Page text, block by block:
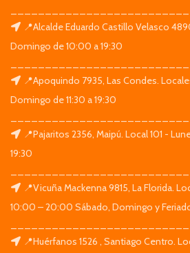
📍Alcalde Eduardo Castillo Velasco
Domingo de 10:00 a 19:30
📍Apoquindo 7935, Las Condes.
Domingo de 11:30 a 19:30
📍Pajaritos 2356, Maipú. Local 101 -
19:30
📍Vicuña Mackenna 9815, La Florida.
10:00 – 20:00 Sábado, Domingo y
📍Huérfanos 1526 , Santiago Centro.